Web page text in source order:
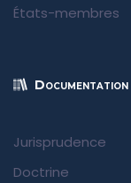
États-membres
Documentation
Jurisprudence
Doctrine